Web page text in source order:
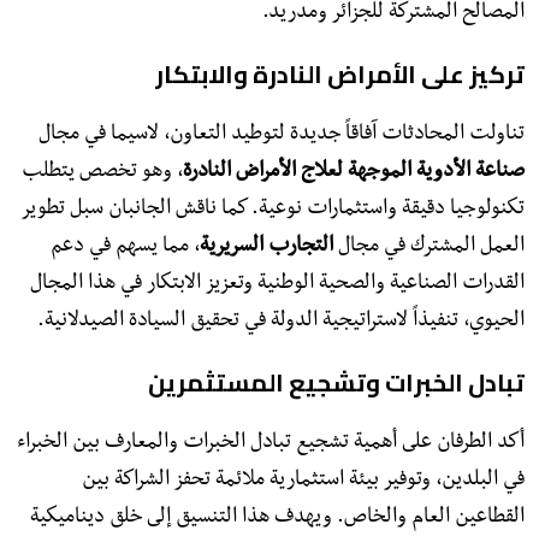
المصالح المشتركة للجزائر ومدريد.
​تركيز على الأمراض النادرة والابتكار
​تناولت المحادثات آفاقاً جديدة لتوطيد التعاون، لاسيما في مجال
صناعة الأدوية الموجهة لعلاج الأمراض النادرة، وهو تخصص يتطلب
تكنولوجيا دقيقة واستثمارات نوعية. كما ناقش الجانبان سبل تطوير
العمل المشترك في مجالالتجارب السريرية، مما يسهم في دعم
القدرات الصناعية والصحية الوطنية وتعزيز الابتكار في هذا المجال
الحيوي، تنفيذاً لاستراتيجية الدولة في تحقيق السيادة الصيدلانية.
​تبادل الخبرات وتشجيع المستثمرين
​أكد الطرفان على أهمية تشجيع تبادل الخبرات والمعارف بين الخبراء
في البلدين، وتوفير بيئة استثمارية ملائمة تحفز الشراكة بين
القطاعين العام والخاص. ويهدف هذا التنسيق إلى خلق ديناميكية